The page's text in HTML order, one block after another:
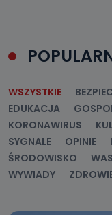
WSZYSTKIE
EDUKACJA
KORONAWIRUS
SYGNALE
OPINIE
ŚRODOWISKO
WYWIADY